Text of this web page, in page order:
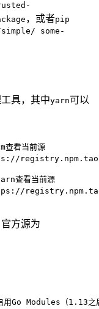
，或者pip
some-
具，其中yarn可以
查看当前源
查看当前源
方源为
用Go Modules（1.13之